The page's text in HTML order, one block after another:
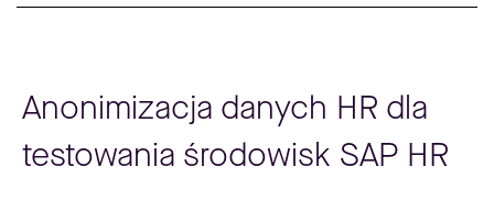
Anonimizacja danych HR dla
testowania środowisk SAP HR